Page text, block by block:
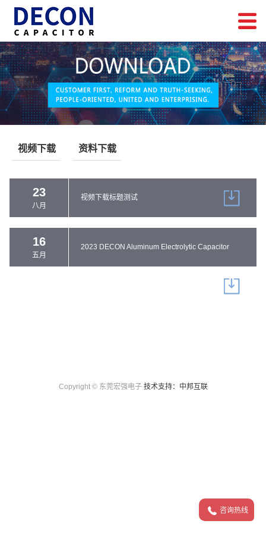
咨询热线
视频下载 资料下载
23
八月
视频下载标题测试
16
五月
2023 DECON Aluminum Electrolytic Capacitor
Copyright © 东莞宏强电子 技术支持：中邦互联